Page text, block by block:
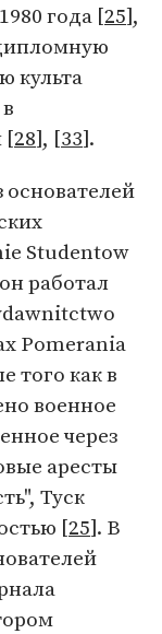
года [25],
культа
[28], [33].
основателей
Studentow
работал
Pomerania
того как в
военное
через
аресты
Туск
[25]. В